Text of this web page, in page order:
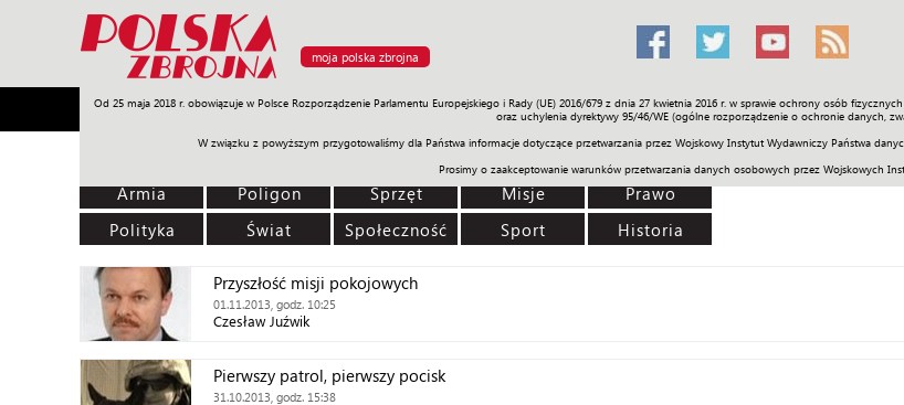
moja polska zbrojna
Od 25 maja 2018 r. obowiązuje w Polsce Rozporządzenie Parlamentu Europejskiego i Rady (UE) 2016/679 z dnia 27 kwietnia 2016 r. w sprawie ochrony osób
oraz uchylenia dyrektywy 95/46/WE (ogólne rozporządzenie o ochronie danych,
W związku z powyższym przygotowaliśmy dla Państwa informacje dotyczące przetwarzania przez Wojskowy Instytut Wydawniczy Państwa
Prosimy o zaakceptowanie warunków przetwarzania danych osobowych przez Wojskowych
Armia Poligon Sprzęt Misje Polityka Prawo Świat Społeczność Sport Historia Galerie
Armia Poligon Sprzęt Misje
Prawo
Polityka
Świat Społeczność Sport Historia
Przyszłość misji pokojowych
01.11.2013, godz. 10:25
Czesław Juźwik
Pierwszy patrol, pierwszy pocisk
31.10.2013, godz. 15:38